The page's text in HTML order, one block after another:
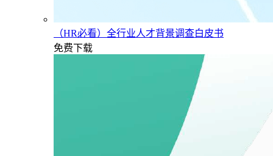
（HR必看）全行业人才背景调查白皮书
免费下载